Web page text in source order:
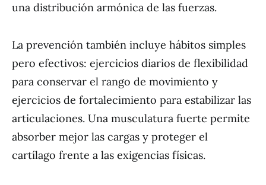
una distribución armónica de las fuerzas.
La prevención también incluye hábitos simples
pero efectivos: ejercicios diarios de flexibilidad
para conservar el rango de movimiento y
ejercicios de fortalecimiento para estabilizar las
articulaciones. Una musculatura fuerte permite
absorber mejor las cargas y proteger el
cartílago frente a las exigencias físicas.